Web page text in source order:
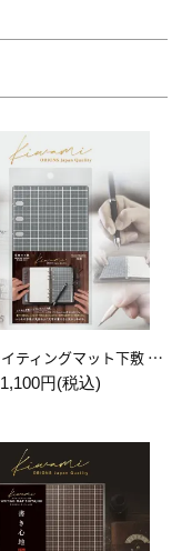
Kiwami ライティングマット下敷 システム手帳バイブルサイズ【月影】
1,100円(税込)